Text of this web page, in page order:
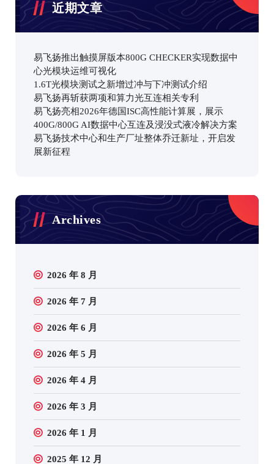
近期文章
易飞扬推出触摸屏版本800G CHECKER实现数据中
心光模块运维可视化
1.6T光模块测试之新增过冲与下冲测试介绍
易飞扬再斩获两项和算力光互连相关专利
易飞扬亮相2026年德国ISC高性能计算展，展示
400G/800G AI数据中心互连及浸没式液冷解决方案
易飞扬技术中心和生产厂址整体乔迁新址，开启发
展新征程
Archives
2026 年 8 月
2026 年 7 月
2026 年 6 月
2026 年 5 月
2026 年 4 月
2026 年 3 月
2026 年 1 月
2025 年 12 月